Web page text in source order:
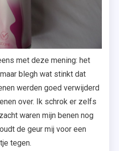
met deze mening: het
blegh wat stinkt dat
werden goed verwijderd
over. Ik schrok er zelfs
waren mijn benen nog
de geur mij voor een
tegen.